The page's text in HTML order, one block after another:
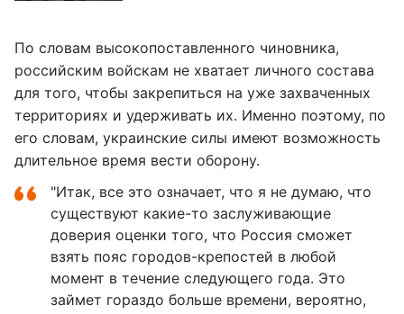
По словам высокопоставленного чиновника,
российским войскам не хватает личного состава
для того, чтобы закрепиться на уже захваченных
территориях и удерживать их. Именно поэтому, по
его словам, украинские силы имеют возможность
длительное время вести оборону.
"Итак, все это означает, что я не думаю, что
существуют какие-то заслуживающие
доверия оценки того, что Россия сможет
взять пояс городов-крепостей в любой
момент в течение следующего года. Это
займет гораздо больше времени, вероятно,